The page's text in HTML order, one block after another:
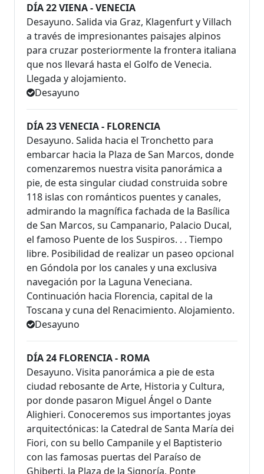
DÍA 22 VIENA - VENECIA
Desayuno. Salida via Graz, Klagenfurt y Villach
a través de impresionantes paisajes alpinos
para cruzar posteriormente la frontera italiana
que nos llevará hasta el Golfo de Venecia.
Llegada y alojamiento.
Desayuno
DÍA 23 VENECIA - FLORENCIA
Desayuno. Salida hacia el Tronchetto para
embarcar hacia la Plaza de San Marcos, donde
comenzaremos nuestra visita panorámica a
pie, de esta singular ciudad construida sobre
118 islas con románticos puentes y canales,
admirando la magnífica fachada de la Basílica
de San Marcos, su Campanario, Palacio Ducal,
el famoso Puente de los Suspiros. . . Tiempo
libre. Posibilidad de realizar un paseo opcional
en Góndola por los canales y una exclusiva
navegación por la Laguna Veneciana.
Continuación hacia Florencia, capital de la
Toscana y cuna del Renacimiento. Alojamiento.
Desayuno
DÍA 24 FLORENCIA - ROMA
Desayuno. Visita panorámica a pie de esta
ciudad rebosante de Arte, Historia y Cultura,
por donde pasaron Miguel Ángel o Dante
Alighieri. Conoceremos sus importantes joyas
arquitectónicas: la Catedral de Santa María dei
Fiori, con su bello Campanile y el Baptisterio
con las famosas puertas del Paraíso de
Ghiberti, la Plaza de la Signoría, Ponte